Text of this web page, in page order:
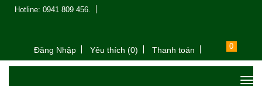
Hotline: 0941 809 456.
Đăng Nhập Yêu thích (0) Thanh toán 0